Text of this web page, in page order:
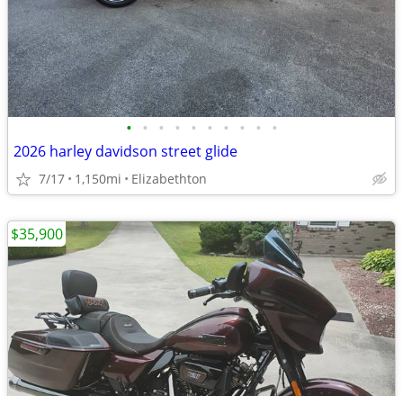
• • • • • • • • • •
2026 harley davidson street glide
7/17 1,150mi Elizabethton
$35,900